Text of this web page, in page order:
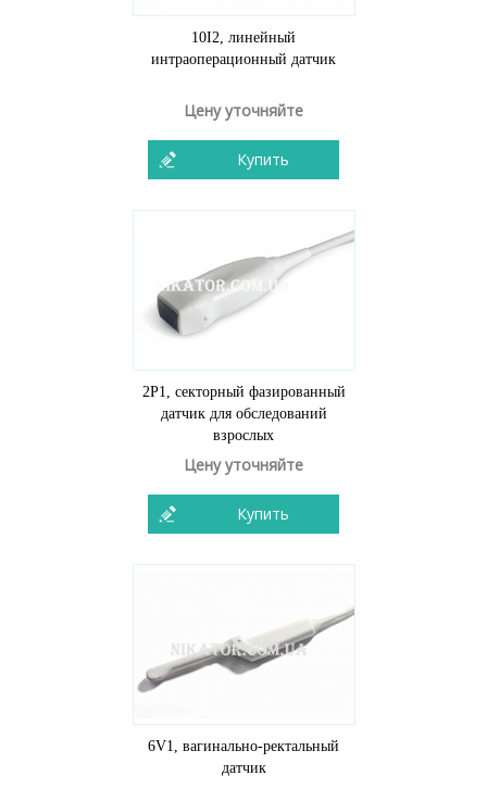
10I2, линейный
интраоперационный датчик
Цену уточняйте
Купить
2P1, секторный фазированный
датчик для обследований
взрослых
Цену уточняйте
Купить
6V1, вагинально-ректальный
датчик